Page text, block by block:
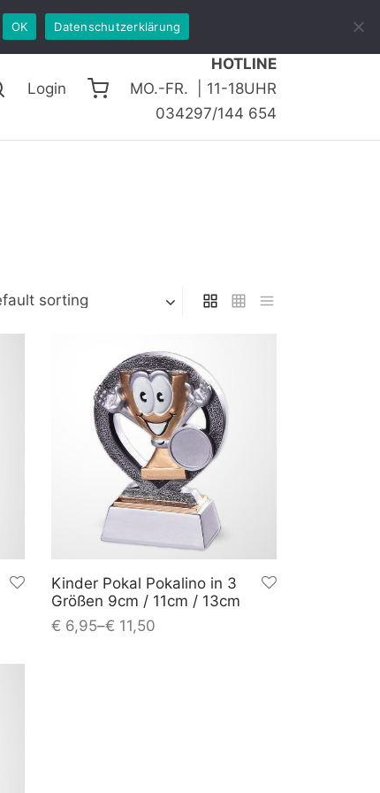
Login
HOTLINE
MO.-FR. | 11-18UHR
034297/144 654
sorting
Kinder Pokal Pokalino in 3
Größen 9cm / 11cm / 13cm
€ 6,95–€ 11,50
OK Datenschutzerklärung